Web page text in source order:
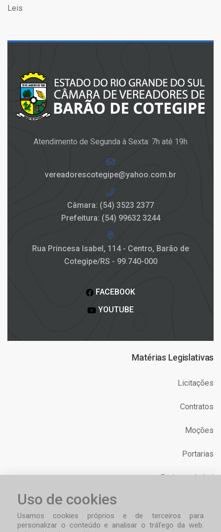
Leis
Atendimento de Segunda à Sexta: 7h até 19h
vereadorescotegipe@yahoo.com.br
Câmara: (54) 3523 2377
Prefeitura: (54) 99632 3244
Rua Princesa Isabel, 114 - Centro, Barão de
Cotegipe/RS - 99.740-000
FACEBOOK
YOUTUBE
Matérias Legislativas
Licitações
Contratos
Moções
Portarias
Projetos de Lei
Uso de cookies
Usamos cookies próprios e de terceiros para
personalizar o conteúdo e analisar o tráfego da web.